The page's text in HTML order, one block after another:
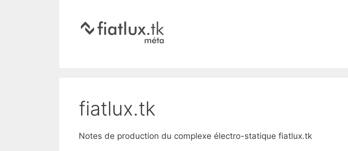
fiatlux.tk
Notes de production du complexe électro-statique fiatlux.tk